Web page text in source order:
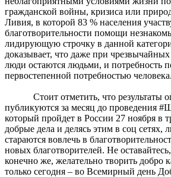
гражданской войны, кризиса или
Ливия, в которой 83 % населения
благотворительности помощи
лидирующую строчку в данной
доказывает, что даже при чрезвычайных
люди остаются людьми, и потребность
первостепенной потребностью человека.
Стоит отметить, что результаты
публикуются за месяц до проведения
который пройдет в России 27 ноября в
добрые дела и делясь этим в соц сетях,
стараются вовлечь в
новых благотворителей. Не
конечно же, желательно творить добро
только сегодня – во Всемирный день